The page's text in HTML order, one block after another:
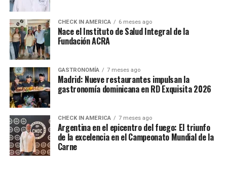
CHECK IN AMERICA 6 meses ago
Nace el Instituto de Salud Integral de la
Fundación ACRA
GASTRONOMÍA 7 meses ago
Madrid: Nueve restaurantes impulsan la
gastronomía dominicana en RD Exquisita 2026
CHECK IN AMERICA 7 meses ago
Argentina en el epicentro del fuego: El triunfo
de la excelencia en el Campeonato Mundial de la
Carne